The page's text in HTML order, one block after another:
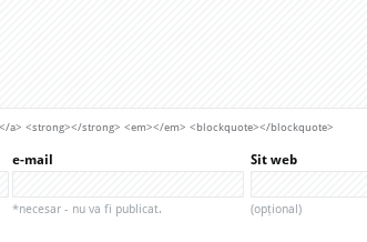
a> <strong></strong> <em></em> <blockquote></blockquote>
e-mail
*necesar - nu va fi publicat.
Sit web
(opțional)